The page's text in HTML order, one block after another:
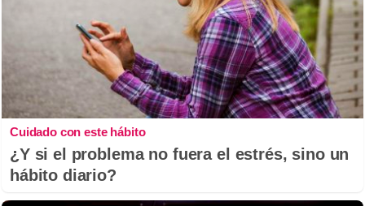
Cuidado con este hábito
¿Y si el problema no fuera el estrés, sino un
hábito diario?